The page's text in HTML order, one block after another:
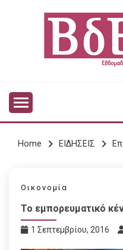
VDELLA
Home ΕΙΔΗΣΕΙΣ
Οικονομία
Το εμπορευματικό
1 Σεπτεμβρίου, 2016